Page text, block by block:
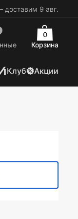
доставим 9 авг.
Корзина
0
Клуб Акции